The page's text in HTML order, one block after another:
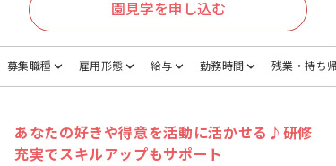
園見学を申し込む
募集職種 雇用形態 給与 勤務時間 残業・持ち帰
あなたの好きや得意を活動に活かせる♪研修
充実でスキルアップもサポート